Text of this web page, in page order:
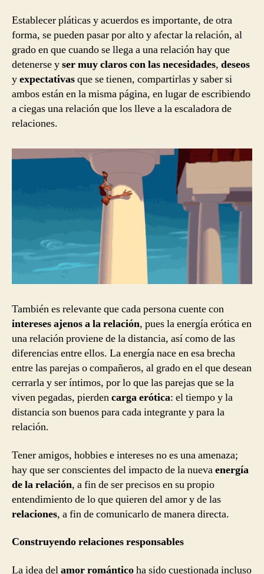
Establecer pláticas y acuerdos es importante, de otra
forma, se pueden pasar por alto y afectar la relación, al
grado en que cuando se llega a una relación hay que
detenerse yser muy claros con las necesidades, deseos
yexpectativasque se tienen, compartirlas y saber si
ambos están en la misma página, en lugar de escribiendo
a ciegas una relación que los lleve a la escaladora de
relaciones.
También es relevante que cada persona cuente con
intereses ajenos a la relación, pues la energía erótica en
una relación proviene de la distancia, así como de las
diferencias entre ellos. La energía nace en esa brecha
entre las parejas o compañeros, al grado en el que desean
cerrarla y ser íntimos, por lo que las parejas que se la
viven pegadas, pierdencarga erótica: el tiempo y la
distancia son buenos para cada integrante y para la
relación.
Tener amigos, hobbies e intereses no es una amenaza;
hay que ser conscientes del impacto de la nuevaenergía
de la relación, a fin de ser precisos en su propio
entendimiento de lo que quieren del amor y de las
relaciones, a fin de comunicarlo de manera directa.
Construyendo relaciones responsables
La idea delamor románticoha sido cuestionada incluso